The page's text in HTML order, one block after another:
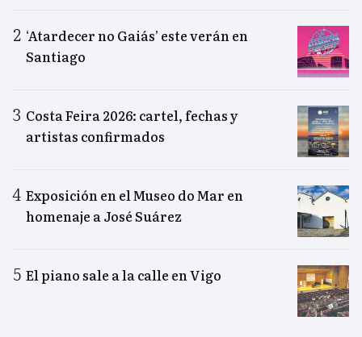
‘Atardecer no Gaiás’ este verán en
Santiago
Costa Feira 2026: cartel, fechas y
artistas confirmados
Exposición en el Museo do Mar en
homenaje a José Suárez
El piano sale a la calle en Vigo